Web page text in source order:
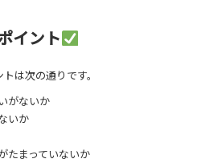
イント
は次の通りです。
がないか
いか
たまっていないか